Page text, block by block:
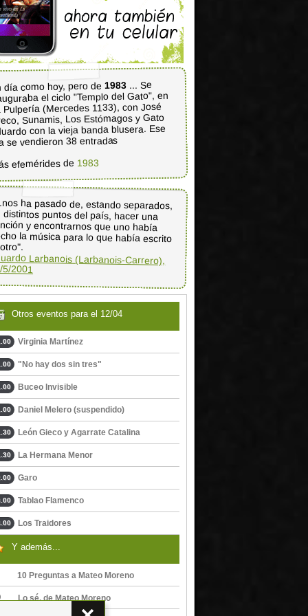
día como hoy, pero de1983 ... Se
el ciclo "Templo del Gato", en
Pulpería (Mercedes 1133), con José
Sunamis, Los Estómagos y Gato
con la vieja banda blusera. Ese
se vendieron 38 entradas
efemérides de 1983
ha pasado de, estando separados,
distintos puntos del país, hacer una
y encontrarnos que uno había
la música para lo que había escrito
Larbanois (Larbanois-Carrero),
5/2001
Otros eventos para el 12/04
Virginia Martínez
"No hay dos sin tres"
Buceo Invisible
Daniel Melero (suspendido)
León Gieco y Agarrate Catalina
La Hermana Menor
Garo
Tablao Flamenco
Los Traidores
Y además...
10 Preguntas a Mateo Moreno
Lo sé, de Mateo Moreno